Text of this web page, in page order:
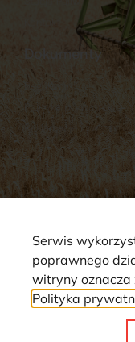
Dokumenty
Regulamin
Polityka prywatności
Reklamacje i zwroty
Strona wykorzystuje
Serwis
poprawnego
witryny oznacza
Polityka